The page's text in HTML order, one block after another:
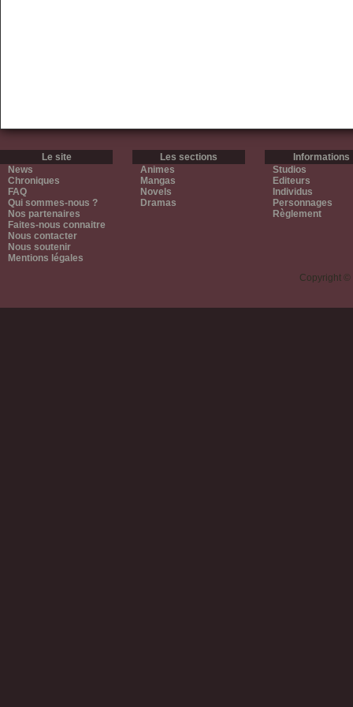
Le site
News
Chroniques
FAQ
Qui sommes-nous ?
Nos partenaires
Faites-nous connaitre
Nous contacter
Nous soutenir
Mentions légales
Les sections
Animes
Mangas
Novels
Dramas
Informations
Studios
Editeurs
Individus
Personnages
Règlement
Copyright ©